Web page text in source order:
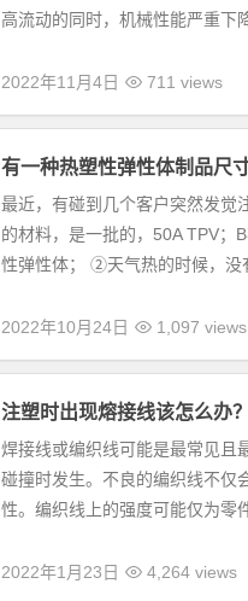
高流动的同时，机械性能严重下
2022年11月4日 711 views
有一种热塑性弹性体制品尺
最近，有碰到几个客户突然发觉
的材料，是一批的，50A TPV；
性弹性体； ②天气热的时候，没
2022年10月24日 1,097 views
注塑时出现熔接线该怎么办
焊接线或编织线可能是最常见且
碰撞时发生。不良的编织线不仅
性。编织线上的强度可能仅为零
2022年1月23日 4,264 views